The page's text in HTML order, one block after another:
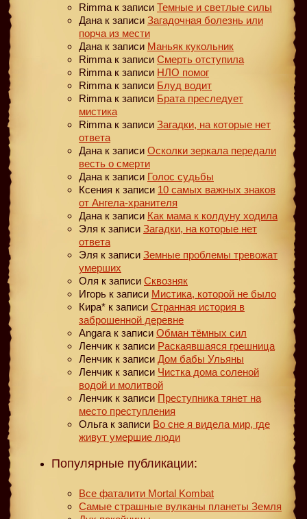
Rimma к записи Темные и светлые силы
Дана к записи Загадочная болезнь или
порча из мести
Дана к записи Маньяк кукольник
Rimma к записи Смерть отступила
Rimma к записи НЛО помог
Rimma к записи Блуд водит
Rimma к записи Брата преследует
мистика
Rimma к записи Загадки, на которые нет
ответа
Дана к записи Осколки зеркала передали
весть о смерти
Дана к записи Голос судьбы
Ксения к записи 10 самых важных знаков
от Ангела-хранителя
Дана к записи Как мама к колдуну ходила
Эля к записи Загадки, на которые нет
ответа
Эля к записи Земные проблемы тревожат
умерших
Оля к записи Сквозняк
Игорь к записи Мистика, которой не было
Кира* к записи Странная история в
заброшенной деревне
Angara к записи Обман тёмных сил
Ленчик к записи Раскаявшаяся грешница
Ленчик к записи Дом бабы Ульяны
Ленчик к записи Чистка дома соленой
водой и молитвой
Ленчик к записи Преступника тянет на
место преступления
Ольга к записи Во сне я видела мир, где
живут умершие люди
Популярные публикации:
Все фаталити Mortal Kombat
Самые страшные вулканы планеты Земля